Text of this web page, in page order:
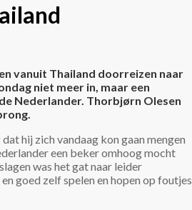
vanuit Thailand doorreizen naar
niet meer in, maar een
Nederlander. Thorbjørn Olesen
hij zich vandaag kon gaan mengen
een beker omhoog mocht
was het gat naar leider
goed zelf spelen en hopen op foutjes